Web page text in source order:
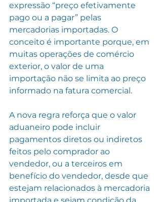
expressão “preço efetivamente
pago ou a pagar” pelas
mercadorias importadas. O
conceito é importante porque, em
muitas operações de comércio
exterior, o valor de uma
importação não se limita ao preço
informado na fatura comercial.
A nova regra reforça que o valor
aduaneiro pode incluir
pagamentos diretos ou indiretos
feitos pelo comprador ao
vendedor, ou a terceiros em
benefício do vendedor, desde que
estejam relacionados à mercadoria